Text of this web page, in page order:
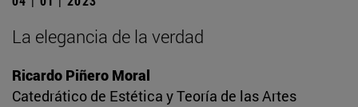
La elegancia de la verdad
Ricardo Piñero Moral
Catedrático de Estética y Teoría de las Artes